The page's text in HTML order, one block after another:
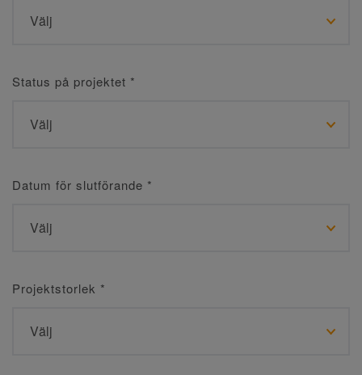
Status på projektet *
Datum för slutförande *
Projektstorlek *